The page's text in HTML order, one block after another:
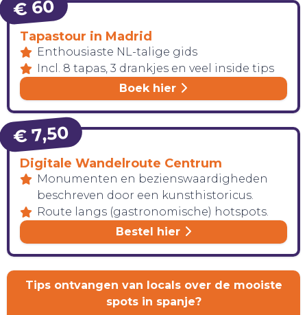
HANDIG!
€ 60
Tapastour in Madrid
Enthousiaste NL-talige gids
Incl. 8 tapas, 3 drankjes en veel inside tips
Boek hier
€ 7,50
Digitale Wandelroute Centrum
Monumenten en bezienswaardigheden
beschreven door een kunsthistoricus.
Route langs (gastronomische) hotspots.
Bestel hier
Tips ontvangen van locals over de mooiste
spots in spanje?